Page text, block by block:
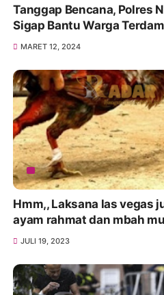
Tanggap Bencana, Polres
Sigap Bantu Warga
MARET 12, 2024
Hmm,, Laksana las vegas
ayam rahmat dan mbah
JULI 19, 2023